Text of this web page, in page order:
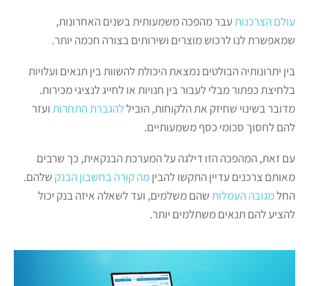
עולם הצרכנותעבר מהפכה משמעותית בשנים האחרונות,
שמאפשרת לנו לרכוש מוצרים ושירותים בצורה חכמה יותר.
בין יתרונותיה הבולטים נמצאת היכולת להשוות בין תנאים ועלויות
בלחיצת כפתור מבלי לעבור בין חנויות או לחייג לנציגי מכירות.
מדובר בשינוי שחיזק את הלקוחות, הוביללהגברת התחרותועזר
להם לחסוך סכומי כסף משמעותיים.
עם זאת, המהפכה הזו דילגה על המערכת הבנקאית, כך שרבים
מאותם צרכנים עדיין התקשו להביןמה קורה בחשבון הבנק שלהם.
החלמגובה העמלותשהם משלמים, ועד לשאלה איזה בנק יכול
להציע להם תנאים משתלמים יותר.